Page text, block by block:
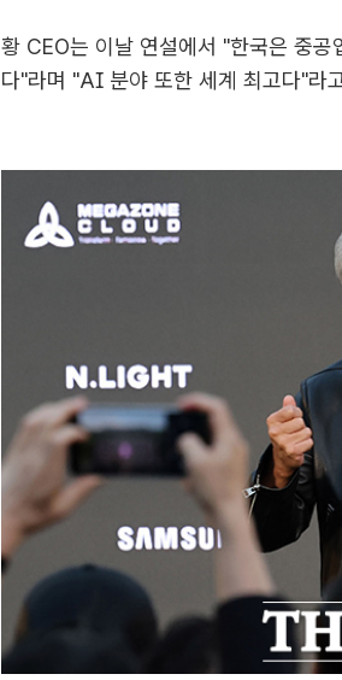
황 CEO는 이날 연설에서 "한국은 중공
다"라며 "AI 분야 또한 세계 최고다"라